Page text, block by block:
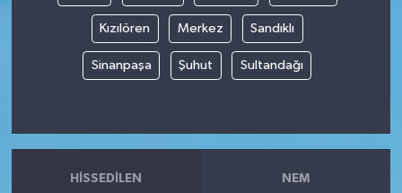
Kızılören Merkez Sandıklı
Sinanpaşa Şuhut Sultandağı
HISSEDILEN NEM
Yaşam